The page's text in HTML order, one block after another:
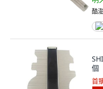
酷
個
首